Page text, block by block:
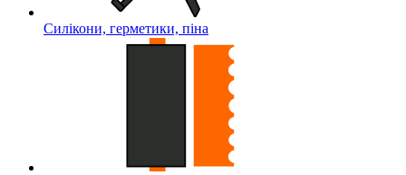
Силікони, герметики, піна